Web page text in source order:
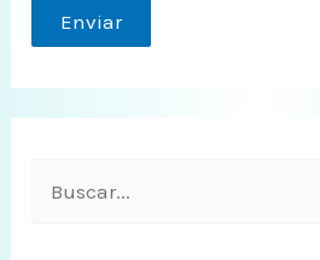
Enviar